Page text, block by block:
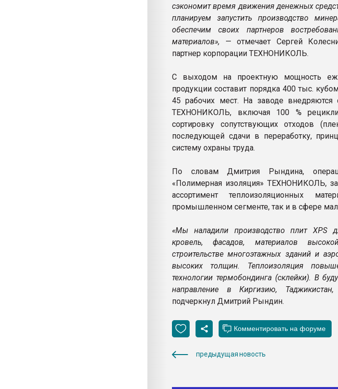
сэкономит время движения денежных
планируем запустить производство
обеспечим своих партнеров
материалов», — отмечает Сергей
партнер корпорации ТЕХНОНИКОЛЬ.
С выходом на проектную мощность
продукции составит порядка 400 тыс.
45 рабочих мест. На заводе
ТЕХНОНИКОЛЬ, включая 100 %
сортировку сопутствующих отходов
последующей сдачи в переработку,
систему охраны труда.
По словам Дмитрия Рындина,
«Полимерная изоляция» ТЕХНОНИКОЛЬ,
ассортимент теплоизоляционных
промышленном сегменте, так и в сфере
«Мы наладили производство плит XPS
кровель, фасадов, материалов
строительстве многоэтажных зданий и
высоких толщин. Теплоизоляция
технологии термобондинга (склейки). В
направление в Киргизию,
подчеркнул Дмитрий Рындин.
предыдущая новость